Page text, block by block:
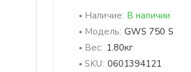
Наличие: В наличии
Модель: GWS 750 S
Вес: 1.80кг
SKU: 0601394121